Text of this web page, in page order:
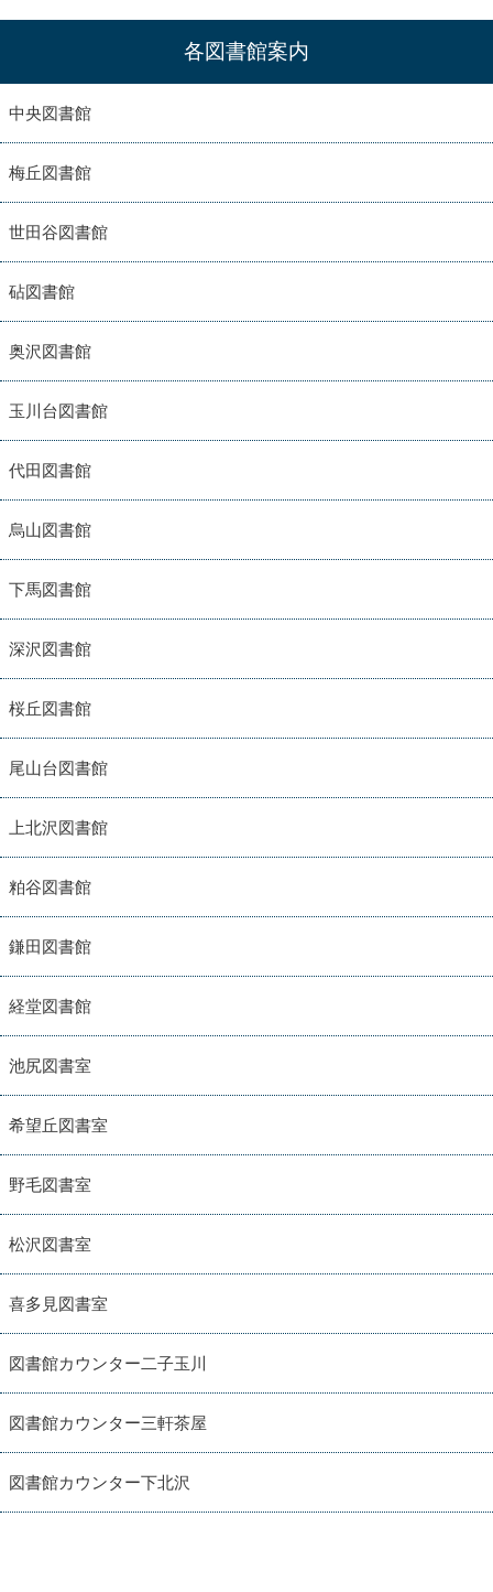
各図書館案内
中央図書館
梅丘図書館
世田谷図書館
砧図書館
奥沢図書館
玉川台図書館
代田図書館
烏山図書館
下馬図書館
深沢図書館
桜丘図書館
尾山台図書館
上北沢図書館
粕谷図書館
鎌田図書館
経堂図書館
池尻図書室
希望丘図書室
野毛図書室
松沢図書室
喜多見図書室
図書館カウンター二子玉川
図書館カウンター三軒茶屋
図書館カウンター下北沢